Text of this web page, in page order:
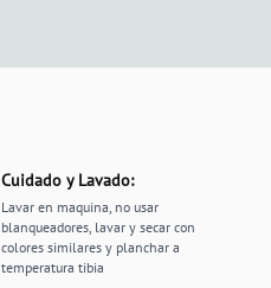
Cuidado y Lavado:
Lavar en maquina, no usar
blanqueadores, lavar y secar con
colores similares y planchar a
temperatura tibia